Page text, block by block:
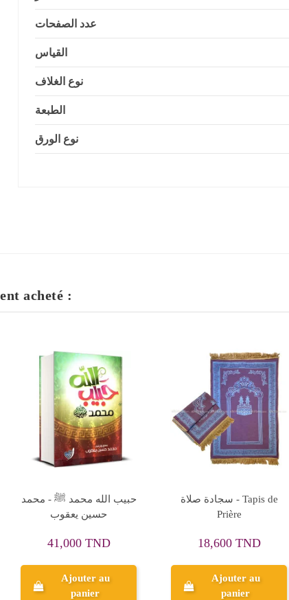
عدد الصفحات
القياس
نوع الغلاف
الطبعة
نوع الورق
acheté :
مدرسة السيرة النبوية : من
الهجرة الى غزوة احد -
35,000 TND
Ajouter au
panier
Rupture de stock
المكتبة الاسلامية
396,000 TND
Aperçu